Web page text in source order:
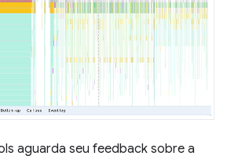
aguarda seu feedback sobre a